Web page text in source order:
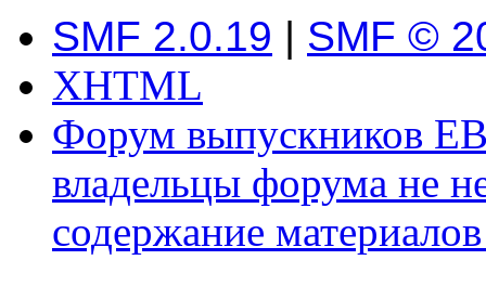
SMF 2.0.19 | SMF ©
XHTML
Форум выпускников
владельцы форума не
содержание